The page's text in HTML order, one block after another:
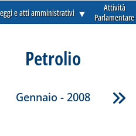
e atti amministrativi ▼
Attività
Parlamentare
Petrolio
Gennaio - 2008